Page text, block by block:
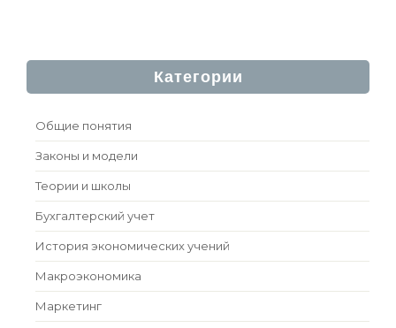
Категории
Общие понятия
Законы и модели
Теории и школы
Бухгалтерский учет
История экономических учений
Макроэкономика
Маркетинг